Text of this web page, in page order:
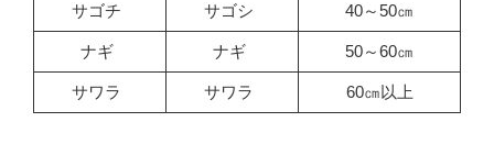
サゴチ サゴシ 40～50㎝
ナギ ナギ 50～60㎝
サワラ サワラ 60㎝以上